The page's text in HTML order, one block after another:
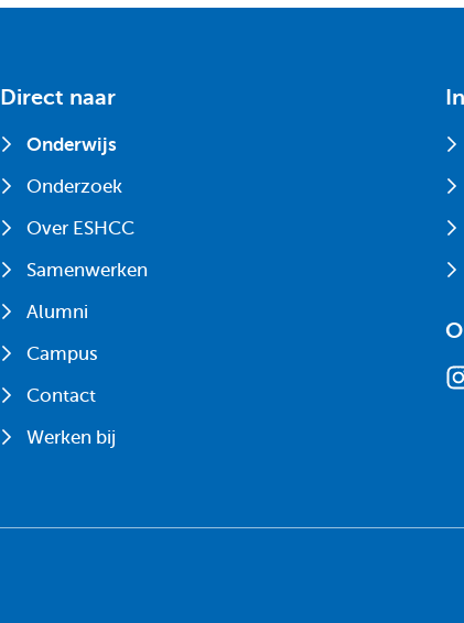
Direct naar
Onderwijs
Onderzoek
Over ESHCC
Samenwerken
Alumni
Campus
Contact
Werken bij